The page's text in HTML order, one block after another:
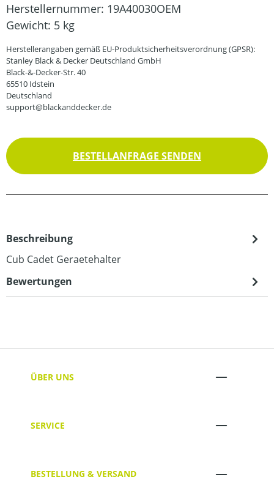
Herstellernummer: 19A40030OEM
Gewicht: 5 kg
Herstellerangaben gemäß EU-Produktsicherheitsverordnung (GPSR):
Stanley Black & Decker Deutschland GmbH
Black-&-Decker-Str. 40
65510 Idstein
Deutschland
support@blackanddecker.de
BESTELLANFRAGE SENDEN
Beschreibung
Cub Cadet Geraetehalter
Bewertungen
ÜBER UNS
SERVICE
BESTELLUNG & VERSAND